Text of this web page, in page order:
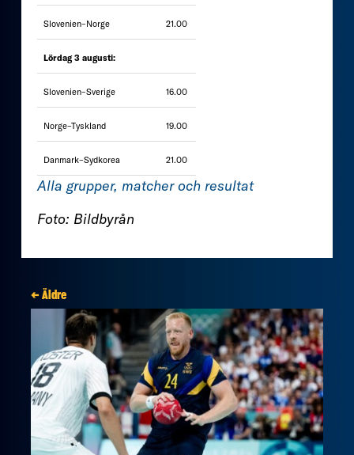
Slovenien–Norge 21.00
Lördag 3 augusti:
Slovenien–Sverige 16.00
Norge–Tyskland 19.00
Danmark–Sydkorea 21.00
Alla grupper, matcher och resultat
Foto: Bildbyrån
← Äldre